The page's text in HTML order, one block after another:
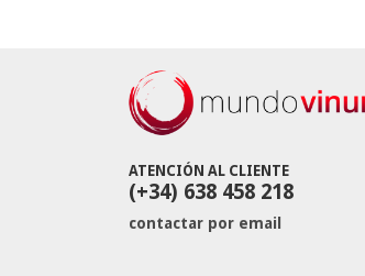
ATENCIÓN AL CLIENTE
(+34) 638 458 218
contactar por email